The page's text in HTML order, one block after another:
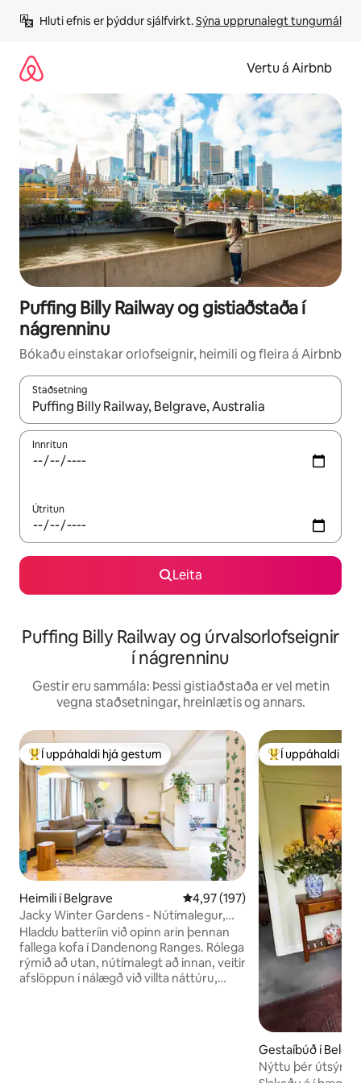
beint
Hluti efnis er þýddur sjálfvirkt. Sýna upprunalegt tungumál
Vertu á Airbnb
Puffing Billy Railway og gistiaðstaða í
nágrenninu
Bókaðu einstakar orlofseignir, heimili og fleira á Airbnb
Staðsetning
Þegar niðurstöður liggja fyrir skaltu nota upp og niður
Innritun
Útritun
Leita
Puffing Billy Railway og úrvalsorlofseignir
í nágrenninu
Gestir eru sammála: Þessi gistiaðstaða er vel metin
vegna staðsetningar, hreinlætis og annars.
Í mestu uppáhaldi hjá gestum
Í uppáhaldi hjá gestum
Heimili í Belgrave 4,97 af 5 í meðaleinkunn, 197
4,97 (197)
Jacky Winter Gardens - Nútímalegur,
listrænn kofi nálægt Creek
Hladdu batteríin við opinn arin þennan
fallega kofa í Dandenong Ranges. Rólega
rýmið að utan, nútímalegt að innan, veitir
afslöppun í nálægð við villta náttúru,
Í mestu
Í uppáhaldi
Gestaíbúð í
Nýttu þér útsýnið